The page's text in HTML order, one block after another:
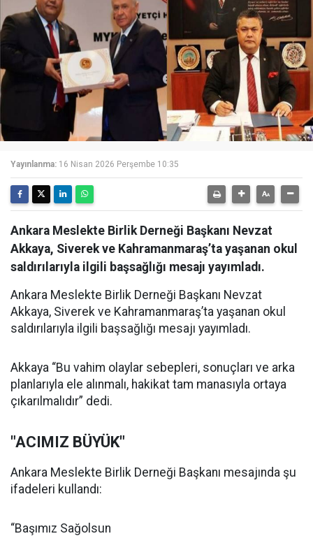
Yayınlanma: 16 Nisan 2026 Perşembe 10:35
Ankara Meslekte Birlik Derneği Başkanı Nevzat
Akkaya, Siverek ve Kahramanmaraş’ta yaşanan okul
saldırılarıyla ilgili başsağlığı mesajı yayımladı.
Ankara Meslekte Birlik Derneği Başkanı Nevzat
Akkaya, Siverek ve Kahramanmaraş’ta yaşanan okul
saldırılarıyla ilgili başsağlığı mesajı yayımladı.
Akkaya “Bu vahim olaylar sebepleri, sonuçları ve arka
planlarıyla ele alınmalı, hakikat tam manasıyla ortaya
çıkarılmalıdır” dedi.
"ACIMIZ BÜYÜK"
Ankara Meslekte Birlik Derneği Başkanı mesajında şu
ifadeleri kullandı:
“Başımız Sağolsun